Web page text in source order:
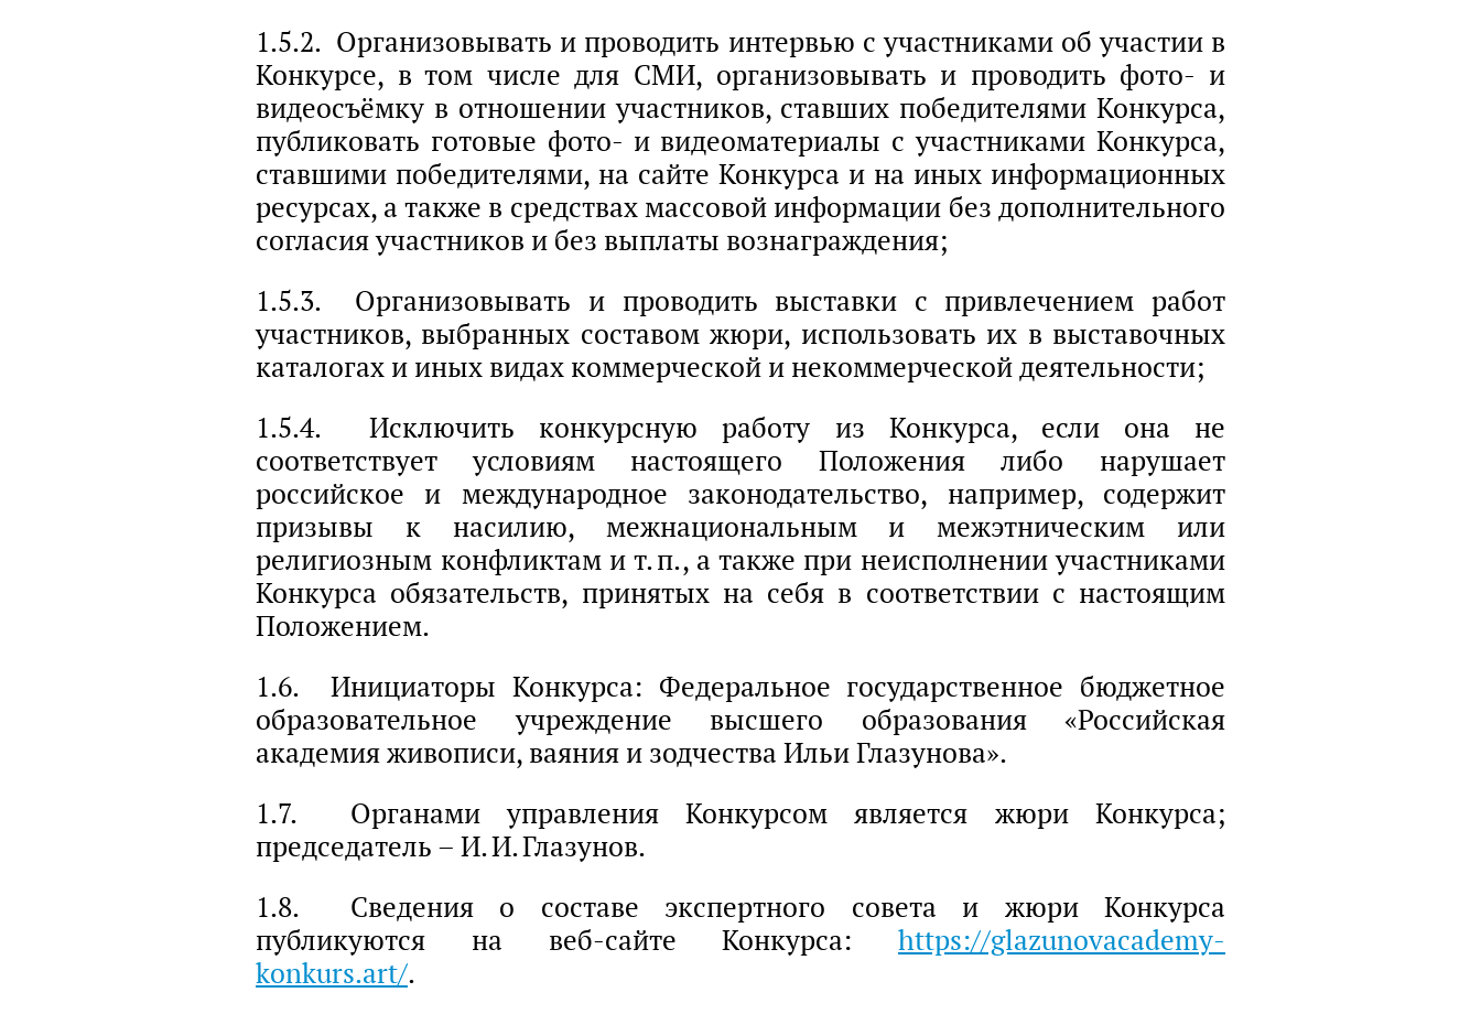
1.5.2. Организовывать и проводить интервью с участниками об участии в
Конкурсе, в том числе для СМИ, организовывать и проводить фото- и
видеосъёмку в отношении участников, ставших победителями Конкурса,
публиковать готовые фото- и видеоматериалы с участниками Конкурса,
ставшими победителями, на сайте Конкурса и на иных информационных
ресурсах, а также в средствах массовой информации без дополнительного
согласия участников и без выплаты вознаграждения;
1.5.3. Организовывать и проводить выставки с привлечением работ
участников, выбранных составом жюри, использовать их в выставочных
каталогах и иных видах коммерческой и некоммерческой деятельности;
1.5.4. Исключить конкурсную работу из Конкурса, если она не
соответствует условиям настоящего Положения либо нарушает
российское и международное законодательство, например, содержит
призывы к насилию, межнациональным и межэтническим или
религиозным конфликтам и т. п., а также при неисполнении участниками
Конкурса обязательств, принятых на себя в соответствии с настоящим
Положением.
1.6. Инициаторы Конкурса: Федеральное государственное бюджетное
образовательное учреждение высшего образования «Российская
академия живописи, ваяния и зодчества Ильи Глазунова».
1.7. Органами управления Конкурсом является жюри Конкурса;
председатель – И. И. Глазунов.
1.8. Сведения о составе экспертного совета и жюри Конкурса
публикуются на веб-сайте Конкурса: https://glazunovacademy-
konkurs.art/.